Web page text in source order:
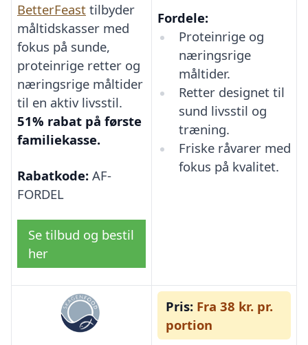
BetterFeast tilbyder
måltidskasser med
fokus på sunde,
proteinrige retter og
næringsrige måltider
til en aktiv livsstil.
51% rabat på første
familiekasse.
Rabatkode: AF-
FORDEL
Se tilbud og bestil
her
Fordele:
Proteinrige og
næringsrige
måltider.
Retter designet til
sund livsstil og
træning.
Friske råvarer med
fokus på kvalitet.
Pris: Fra 38 kr. pr.
portion